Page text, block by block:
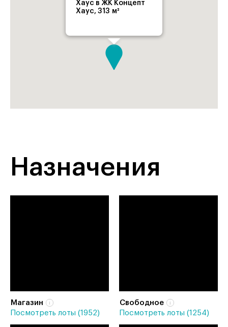
Хаус в ЖК Концепт
Хаус, 313 м²
Назначения
Магазин
Посмотреть лоты (1952)
Свободное
Посмотреть лоты (1254)